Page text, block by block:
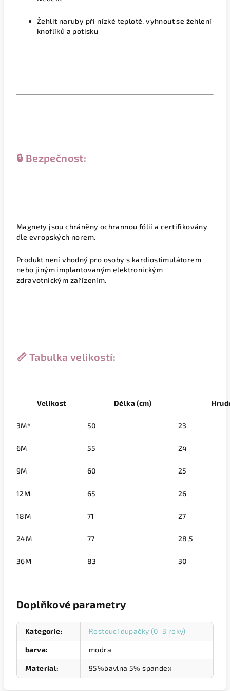
Žehlit naruby při nízké teplotě, vyhnout se žehlení
knoflíků a potisku
🔒 Bezpečnost:
Magnety jsou chráněny ochrannou fólií a certifikovány
dle evropských norem.
Produkt není vhodný pro osoby s kardiostimulátorem
nebo jiným implantovaným elektronickým
zdravotnickým zařízením.
📏 Tabulka velikostí:
Velikost Délka (cm)
3M* 50 23
6M 55 24
9M 60 25
12M 65 26
18M 71 27
24M 77 28,5
36M 83 30
Doplňkové parametry
Kategorie: Rostoucí dupačky (0–3 roky)
barva: modra
Material: 95%bavlna 5% spandex